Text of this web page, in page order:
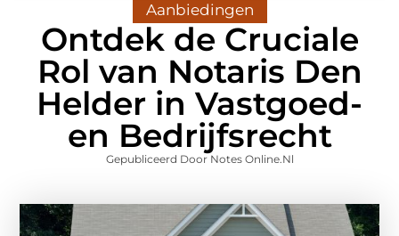
Aanbiedingen
Ontdek de Cruciale
Rol van Notaris Den
Helder in Vastgoed-
en Bedrijfsrecht
Gepubliceerd Door Notes Online.nl